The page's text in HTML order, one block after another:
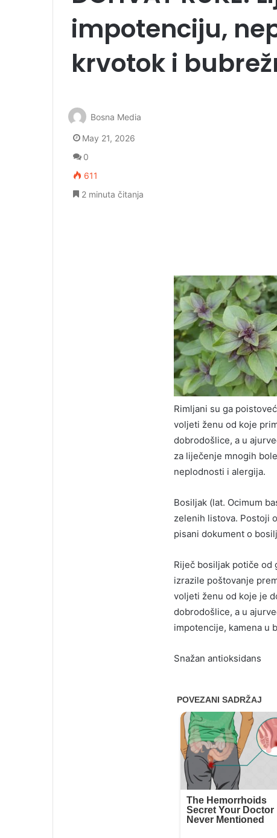
impotenciju,
krvotok i
Rimljani su ga
voljeti ženu od koje
dobrodošlice, a u
za liječenje mnogih
neplodnosti i alergija.
Bosiljak (lat. Ocimum
zelenih listova. Postoji
pisani dokument o
Riječ bosiljak potiče od
izrazile poštovanje
voljeti ženu od koje je
dobrodošlice, a u
impotencije, kamena u
Snažan antioksidans
Bosna Media
May 21, 2026
0
611
2 minuta čitanja